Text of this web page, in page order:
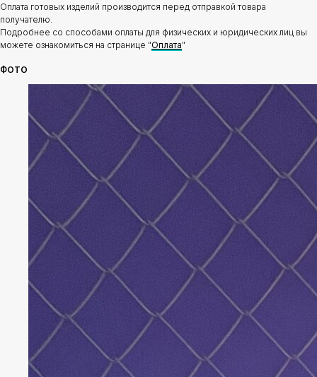
Оплата готовых изделий производится перед отправкой товара
получателю.
Подробнее со способами оплаты для физических и юридических лиц вы
можете ознакомиться на странице "Оплата"
ФОТО